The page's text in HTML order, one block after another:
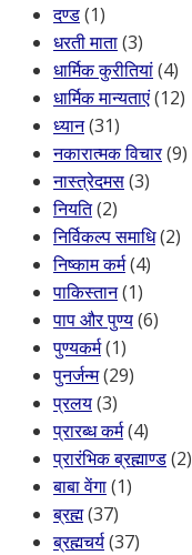
दण्ड(1)
धरती माता(3)
धार्मिक कुरीतियां(4)
धार्मिक मान्यताएं(12)
ध्यान(31)
नकारात्मक विचार(9)
नास्त्रेदमस(3)
नियति(2)
निर्विकल्प समाधि(2)
निष्काम कर्म(4)
पाकिस्तान(1)
पाप और पुण्य(6)
पुण्यकर्म(1)
पुनर्जन्म(29)
प्रलय(3)
प्रारब्ध कर्म(4)
प्रारंभिक ब्रह्माण्ड(2)
बाबा वेंगा(1)
ब्रह्म(37)
ब्रह्मचर्य(37)